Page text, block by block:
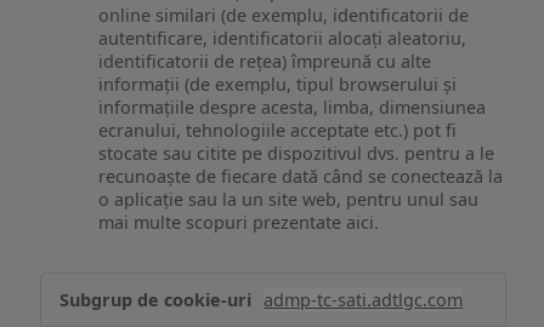
online similari (de exemplu, identificatorii de
autentificare, identificatorii alocați aleatoriu,
identificatorii de rețea) împreună cu alte
informații (de exemplu, tipul browserului și
informațiile despre acesta, limba, dimensiunea
ecranului, tehnologiile acceptate etc.) pot fi
stocate sau citite pe dispozitivul dvs. pentru a le
recunoaște de fiecare dată când se conectează la
o aplicație sau la un site web, pentru unul sau
mai multe scopuri prezentate aici.
și/sau
admp-tc-sati.adtlgc.com